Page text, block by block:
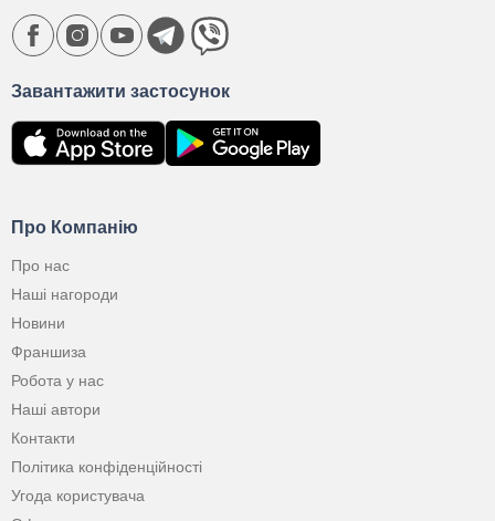
Про Компанію
Про нас
Наші нагороди
Новини
Франшиза
Робота у нас
Наші автори
Контакти
Політика конфіденційності
Угода користувача
Завантажити застосунок